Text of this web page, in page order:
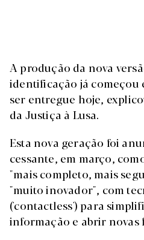
A produção da nova
identificação já começou
ser entregue hoje,
da Justiça à Lusa.
Esta nova geração foi
cessante, em março,
"mais completo, mais
"muito inovador", com
('contactless') para
informação e abrir novas